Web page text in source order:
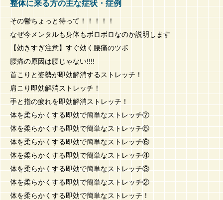
整体に来る方の主な症状・症例
その鬱ちょっと待って！！！！！
なぜ今メンタルも身体もボロボロなのか説明します
【効きすぎ注意】すぐ効く腰痛のツボ
腰痛の原因は腰じゃない!!!!
首こりと姿勢が即効解消するストレッチ！
肩こり即効解消ストレッチ！
手と指の疲れを即効解消ストレッチ！
体を柔らかくする即効で簡単なストレッチ⑦
体を柔らかくする即効で簡単なストレッチ⑤
体を柔らかくする即効で簡単なストレッチ⑥
体を柔らかくする即効で簡単なストレッチ④
体を柔らかくする即効で簡単なストレッチ③
体を柔らかくする即効で簡単なストレッチ②
体を柔らかくする即効で簡単なストレッチ！